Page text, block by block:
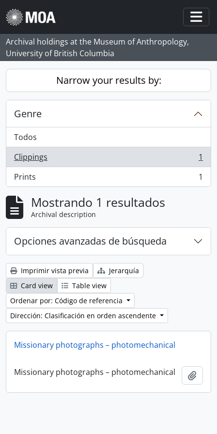
Skip to main content
Archival holdings at the Museum of Anthropology,
University of British Columbia
Narrow your results by:
Genre
Todos
Clippings
, 1 resultados
1
Prints
, 1 resultados 1
Mostrando 1 resultados
Archival description
Opciones avanzadas de búsqueda
Imprimir vista previa
Jerarquía
Card view
Table view
Ordenar por: Código de referencia
Dirección: Clasificación en orden ascendente
Missionary photographs – photomechanical
Missionary photographs – photomechanical